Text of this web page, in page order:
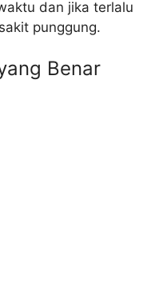
dan jika terlalu
punggung.
Benar